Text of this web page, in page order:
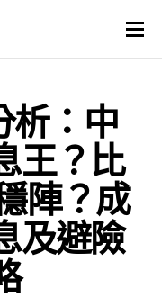
析：中
王？比
陣？成
及避險